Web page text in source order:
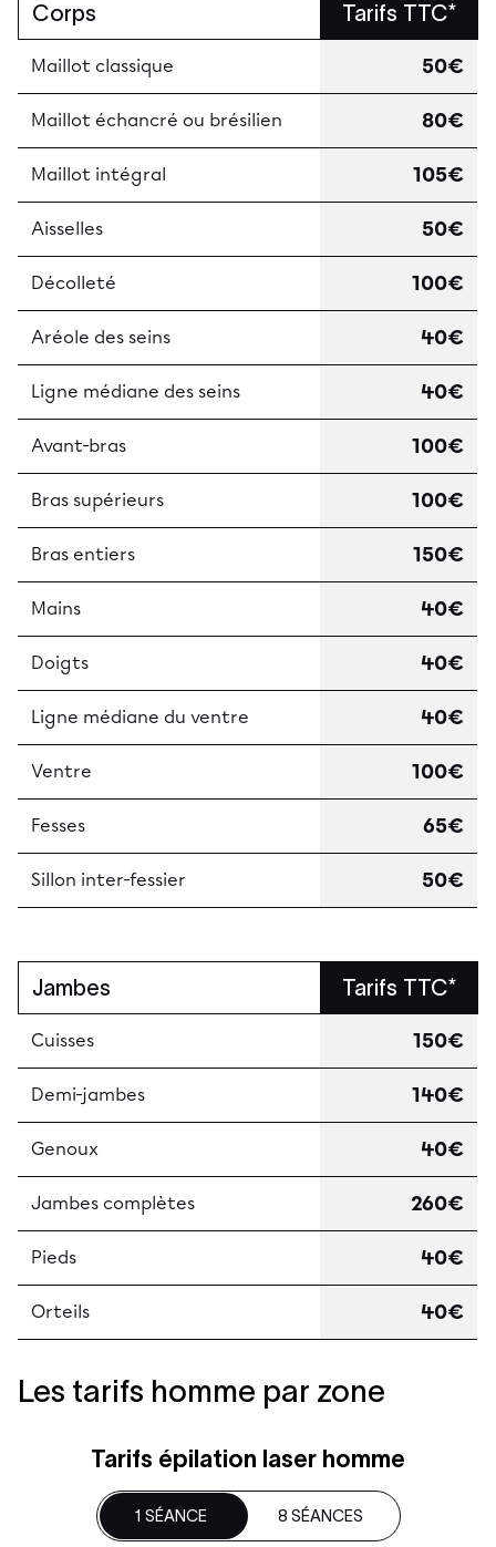
Corps Tarifs TTC*
Maillot classique 50€
Maillot échancré ou brésilien 80€
Maillot intégral 105€
Aisselles 50€
Décolleté 100€
Aréole des seins 40€
Ligne médiane des seins 40€
Avant-bras 100€
Bras supérieurs 100€
Bras entiers 150€
Mains 40€
Doigts 40€
Ligne médiane du ventre 40€
Ventre 100€
Fesses 65€
Sillon inter-fessier 50€
Jambes Tarifs TTC*
Cuisses 150€
Demi-jambes 140€
Genoux 40€
Jambes complètes 260€
Pieds 40€
Orteils 40€
Les tarifs homme par zone
Tarifs épilation laser homme
1 SÉANCE 8 SÉANCES